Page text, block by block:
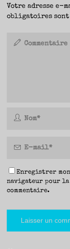
Votre adresse e-
obligatoires
Enregistrer mon
navigateur pour
commentaire.